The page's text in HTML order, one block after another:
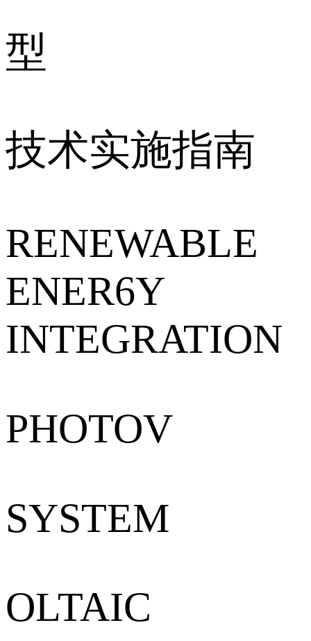
型
技术实施指南
RENEWABLE
ENER6Y
INTEGRATION
PHOTOV
SYSTEM
OLTAIC